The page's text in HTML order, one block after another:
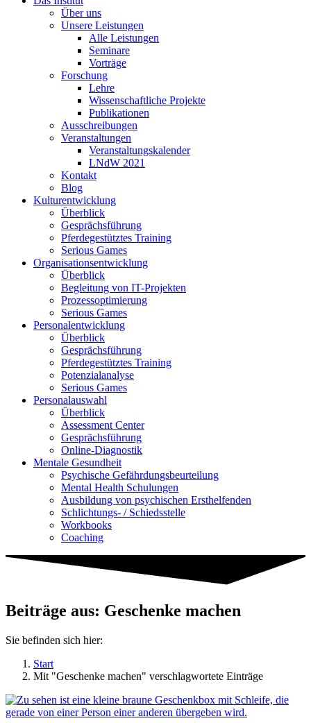
Über uns
Unsere Leistungen
Alle Leistungen
Seminare
Vorträge
Forschung
Lehre
Wissenschaftliche Projekte
Publikationen
Ausschreibungen
Veranstaltungen
Veranstaltungskalender
LNdW 2021
Kontakt
Blog
Kulturentwicklung
Überblick
Gesprächsführung
Pferdegestütztes Training
Serious Games
Organisationsentwicklung
Überblick
Begleitung von IT-Projekten
Prozessoptimierung
Serious Games
Personalentwicklung
Überblick
Gesprächsführung
Pferdegestütztes Training
Potenzialanalyse
Serious Games
Personalauswahl
Überblick
Assessment Center
Gesprächsführung
Online-Diagnostik
Mentale Gesundheit
Psychische Gefährdungs­beurteilung
Mental Health Schulungen
Ausbildung von psychischen Ersthelfenden
Schlichtungs- / Schiedsstelle
Workbooks
Coaching
Beiträge aus: Geschenke machen
Sie befinden sich hier:
Start
Mit "Geschenke machen" verschlagwortete Einträge